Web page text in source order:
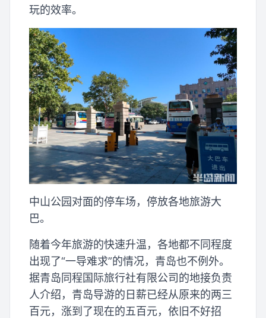
玩的效率。
中山公园对面的停车场，停放各地旅游大
巴。
随着今年旅游的快速升温，各地都不同程度
出现了“一导难求”的情况，青岛也不例外。
据青岛同程国际旅行社有限公司的地接负责
人介绍，青岛导游的日薪已经从原来的两三
百元，涨到了现在的五百元，依旧不好招